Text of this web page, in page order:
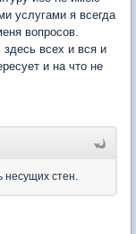
услугами я всегда
вопросов.
здесь всех и вся и
и на что не
несущих стен.